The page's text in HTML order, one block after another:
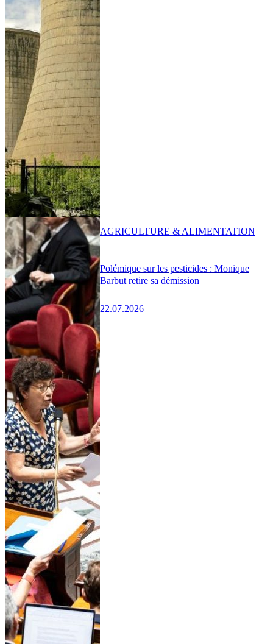
Polémique sur les pesticides : Monique
Barbut retire sa démission
22.07.2026
AGRICULTURE & ALIMENTATION